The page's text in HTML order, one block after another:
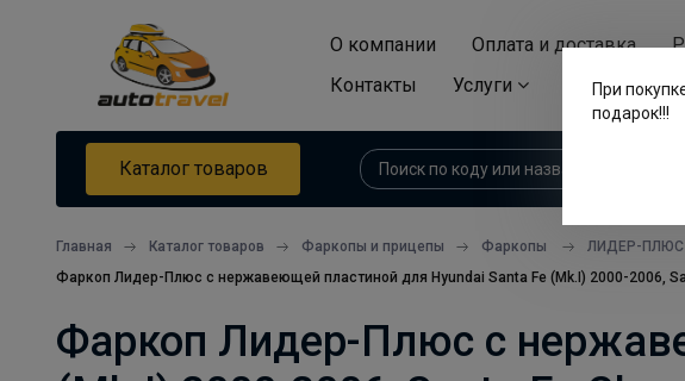
О компании Оплата и доставка
Контакты
Услуги Аренда
Каталог товаров
Главная Каталог товаров Фаркопы и прицепы Фаркопы
ЛИДЕР-ПЛЮС
Фаркоп Лидер-Плюс с нержавеющей пластиной для Hyundai Santa Fe (Mk.I) 2000-2006,
Фаркоп Лидер-Плюс с
При
подарок!!!